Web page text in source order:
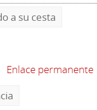
a su cesta
Enlace permanente